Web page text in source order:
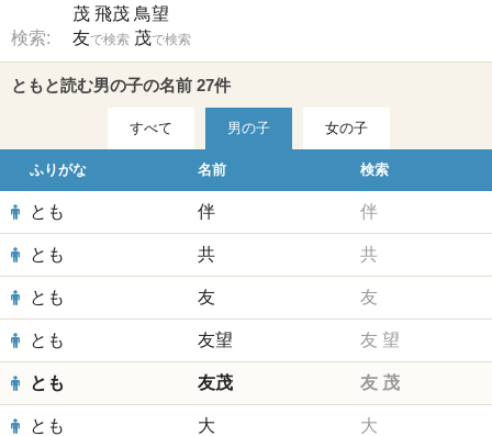
茂 飛茂 鳥望
検索:
友で検索 茂で検索
ともと読む男の子の名前 27件
すべて 男の子 女の子
ふりがな 名前 検索
とも 伴 伴
とも 共 共
とも 友 友
とも 友望 友 望
とも 友茂 友 茂
とも 大 大